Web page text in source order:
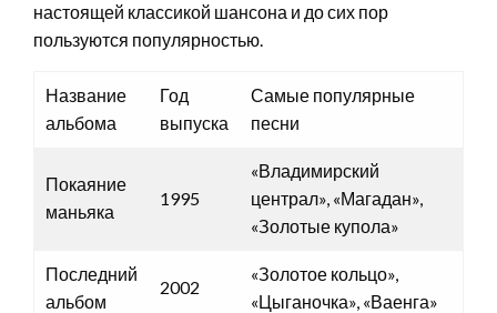
настоящей классикой шансона и до сих пор
пользуются популярностью.
Название
альбома
Год
выпуска
Самые популярные
песни
Покаяние
маньяка
1995
«Владимирский
централ», «Магадан»,
«Золотые купола»
Последний
альбом
2002
«Золотое кольцо»,
«Цыганочка», «Ваенга»